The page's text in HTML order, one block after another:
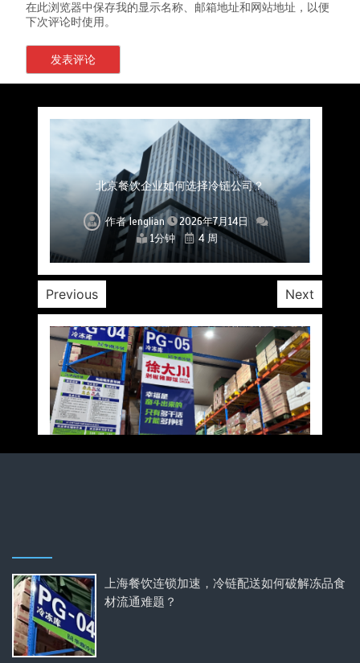
在此浏览器中保存我的显示名称、邮箱地址和网站地址，以便
下次评论时使用。
上海餐饮连锁加速，冷链配送如何破解冻品食材
流通难题？
作者lenglian
2026年7月14日
1分钟
4 周
杭州中央厨房布局餐饮连锁，冷链配送如何打通
关键一环
作者lenglian
2026年7月14日
1分钟
4 周
北京餐饮企业如何选择冷链公司？
作者lenglian
2026年7月14日
1分钟
4 周
深圳冷链物流如何护航餐饮连锁？冻品食材流通
全解析
作者lenglian
2026年7月14日
1分钟
4 周
北京餐饮仓配一体化的核心价值与落地实践解析
作者lenglian
2026年7月14日
1分钟
4 周
武汉冻品配送三要素：控温、时效、低成本如何
兼得？
作者lenglian
2026年7月14日
1分钟
4 周
重庆冷链布局解冻食材运输密码，餐饮连锁如何
稳控品质？
作者lenglian
2026年7月14日
1分钟
4 周
Previous Next
上海餐饮连锁加速，冷链配送如何破解冻品食
材流通难题？